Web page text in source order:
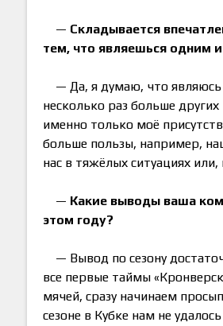
— Складывается
тем, что являешься одним
— Да, я думаю, что
несколько раз больше
именно только моё
больше пользы, например,
нас в тяжёлых ситуациях
— Какие выводы ваша
этом году?
— Вывод по сезону
все первые таймы
мячей, сразу начинаем
сезоне в Кубке нам не